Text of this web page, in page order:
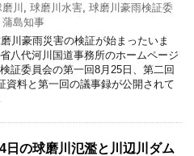
磨川 球磨川水害 球磨川豪雨検証委
蒲島知事
川豪雨災害の検証が始まったいま
八代河川国道事務所のホームページ
証委員会の第一回8月25日、第二回
資料と第一回の議事録が公開されて
日の球磨川氾濫と川辺川ダム